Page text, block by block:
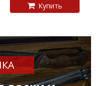
Купить